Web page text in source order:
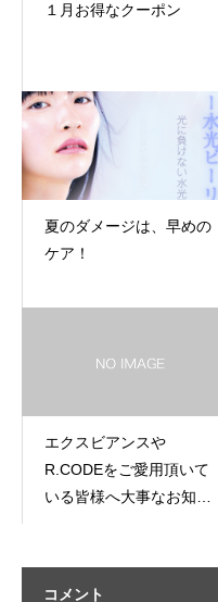
１月お得なクーポン
夏のダメージは、早めの
ケア！
エクスビアンスや
R.CODEをご愛用頂いて
いる皆様へ大事なお知ら
コメント